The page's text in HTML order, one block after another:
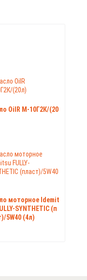
OilR М-10Г2К/(20
моторное Idemit
SYNTHETIC (п
5W40 (4л)